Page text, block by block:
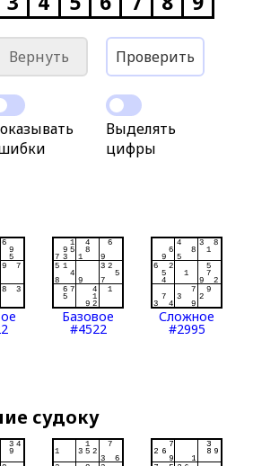
Вернуть Проверить
Выделять
цифры
Базовое
#4522
Сложное
#2995
судоку